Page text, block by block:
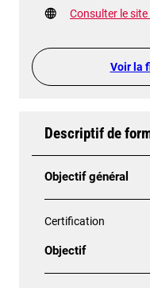
Consulter le
Voir la
Descriptif de
Objectif général
Certification
Objectif